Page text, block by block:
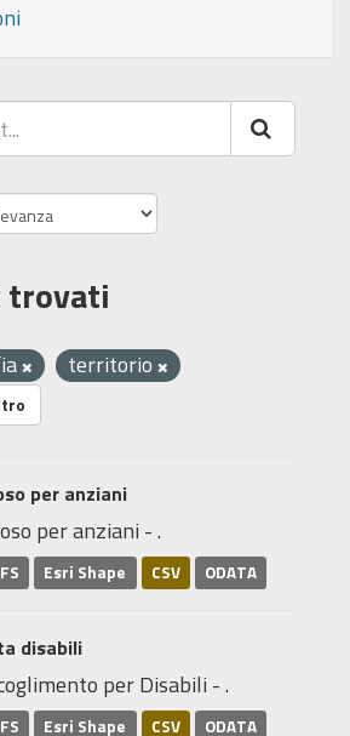
trovati
territorio
per anziani
per anziani - .
Esri Shape CSV ODATA
disabili
per Disabili - .
Esri Shape CSV ODATA